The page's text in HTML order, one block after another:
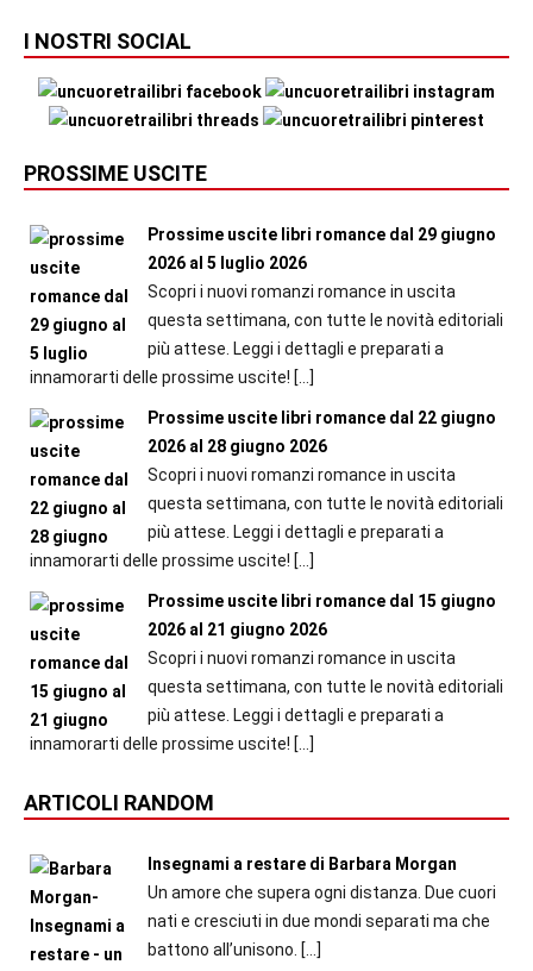
I NOSTRI SOCIAL
PROSSIME USCITE
Prossime uscite libri romance dal 29 giugno
2026 al 5 luglio 2026
Scopri i nuovi romanzi romance in uscita
questa settimana, con tutte le novità editoriali
più attese. Leggi i dettagli e preparati a
innamorarti delle prossime uscite! […]
Prossime uscite libri romance dal 22 giugno
2026 al 28 giugno 2026
Scopri i nuovi romanzi romance in uscita
questa settimana, con tutte le novità editoriali
più attese. Leggi i dettagli e preparati a
innamorarti delle prossime uscite! […]
Prossime uscite libri romance dal 15 giugno
2026 al 21 giugno 2026
Scopri i nuovi romanzi romance in uscita
questa settimana, con tutte le novità editoriali
più attese. Leggi i dettagli e preparati a
innamorarti delle prossime uscite! […]
ARTICOLI RANDOM
Insegnami a restare di Barbara Morgan
Un amore che supera ogni distanza. Due cuori
nati e cresciuti in due mondi separati ma che
battono all’unisono. […]